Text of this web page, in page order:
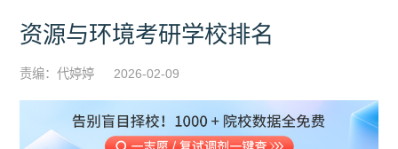
资源与环境考研学校排名
责编：代婷婷 2026-02-09